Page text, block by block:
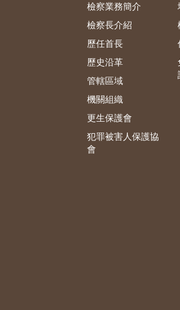
檢察業務簡介
檢察長介紹
歷任首長
歷史沿革
管轄區域
機關組織
更生保護會
犯罪被害人保護協
會